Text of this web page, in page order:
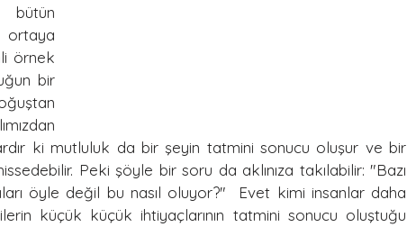
ortaya
örnek
bir
ki mutluluk da bir şeyin tatmini sonucu oluşur ve bir
Peki şöyle bir soru da aklınıza takılabilir: "Bazı
öyle değil bu nasıl oluyor?"  Evet kimi insanlar daha
küçük küçük ihtiyaçlarının tatmini sonucu oluştuğu